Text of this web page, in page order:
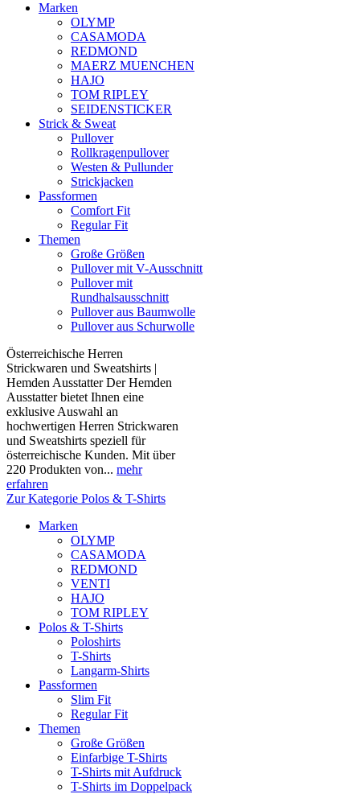
Marken
OLYMP
CASAMODA
REDMOND
MAERZ MUENCHEN
HAJO
TOM RIPLEY
SEIDENSTICKER
Strick & Sweat
Pullover
Rollkragenpullover
Westen & Pullunder
Strickjacken
Passformen
Comfort Fit
Regular Fit
Themen
Große Größen
Pullover mit V-Ausschnitt
Pullover mit
Rundhalsausschnitt
Pullover aus Baumwolle
Pullover aus Schurwolle
Österreichische Herren
Strickwaren und Sweatshirts |
Hemden Ausstatter Der Hemden
Ausstatter bietet Ihnen eine
exklusive Auswahl an
hochwertigen Herren Strickwaren
und Sweatshirts speziell für
österreichische Kunden. Mit über
220 Produkten von... mehr
erfahren
Zur Kategorie Polos & T-Shirts
Marken
OLYMP
CASAMODA
REDMOND
VENTI
HAJO
TOM RIPLEY
Polos & T-Shirts
Poloshirts
T-Shirts
Langarm-Shirts
Passformen
Slim Fit
Regular Fit
Themen
Große Größen
Einfarbige T-Shirts
T-Shirts mit Aufdruck
T-Shirts im Doppelpack